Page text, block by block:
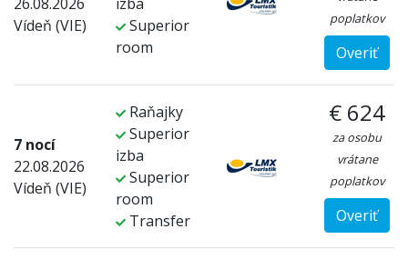
Vídeň (VIE)
Superior
room
poplatkov
Overiť
7 nocí
22.08.2026
Vídeň (VIE)
Raňajky
Superior
izba
Superior
room
Transfer
€ 624
za osobu
vrátane
poplatkov
Overiť